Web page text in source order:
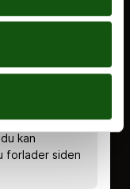
kl.
og så
Indtast
kan
forlader siden